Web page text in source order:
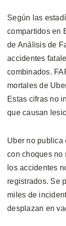
Según las
compartidos en
de Análisis de
accidentes
combinados.
mortales de
Estas cifras no
que causan
Uber no publica
con choques no
los accidentes
registrados. Se
miles de
desplazan en